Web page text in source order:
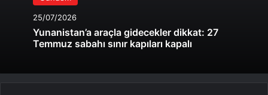
25/07/2026
Yunanistan’a araçla gidecekler dikkat: 27
Temmuz sabahı sınır kapıları kapalı